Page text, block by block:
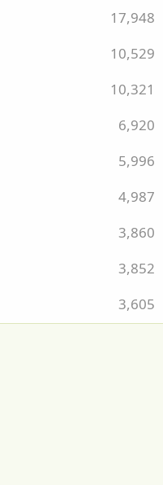
17,948
10,529
10,321
6,920
5,996
4,987
3,860
3,852
3,605